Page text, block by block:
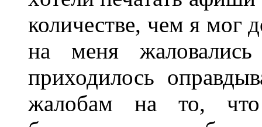
количестве, чем я мог
на меня
приходилось
жалобам на то, что